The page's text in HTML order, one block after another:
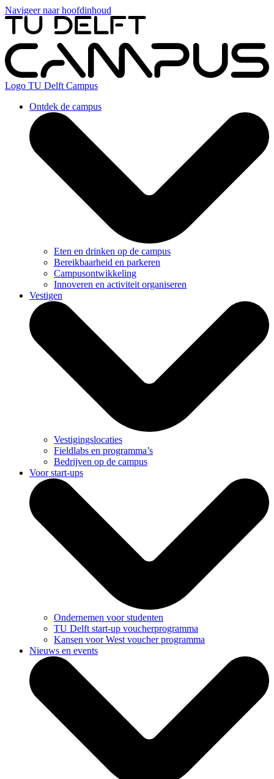
Navigeer naar hoofdinhoud
Logo TU Delft Campus
Ontdek de campus
Eten en drinken op de campus
Bereikbaarheid en parkeren
Campusontwikkeling
Innoveren en activiteit organiseren
Vestigen
Vestigingslocaties
Fieldlabs en programma’s
Bedrijven op de campus
Voor start-ups
Ondernemen voor studenten
TU Delft start-up voucherprogramma
Kansen voor West voucher programma
Nieuws en events